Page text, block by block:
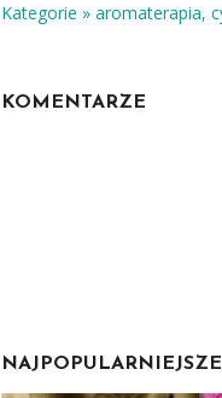
Kategorie » aromaterapia
KOMENTARZE